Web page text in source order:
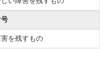
を残すもの